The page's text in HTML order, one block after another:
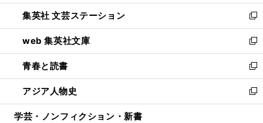
開
く
ウ
ィ
ン
ド
ウ
で
開
く
し
い
ウ
ィ
ン
ド
ウ
で
開
集英社 文芸ステーション
新
し
い
ウ
ィ
ン
ド
ウ
web 集英社文庫
新
し
い
ウ
ィ
ン
青春と読書
新
し
い
ウ
アジア人物史
新
し
学芸・ノンフィクション・新書